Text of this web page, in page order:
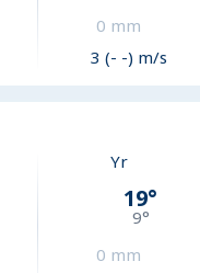
0 mm
3 (- -) m/s
Yr
19°
9°
0 mm